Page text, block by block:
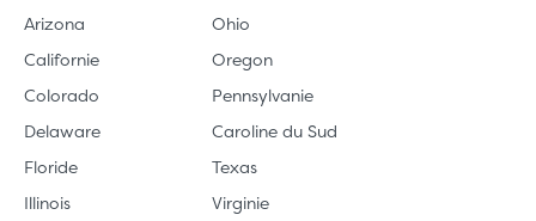
Arizona
Californie
Colorado
Delaware
Floride
Illinois
Ohio
Oregon
Pennsylvanie
Caroline du Sud
Texas
Virginie